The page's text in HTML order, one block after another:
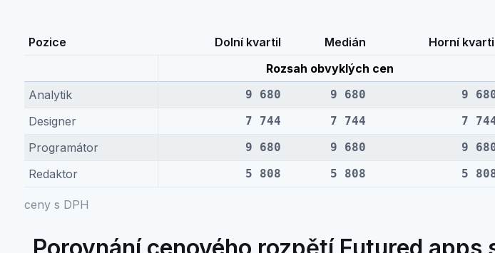
ceny s DPH
Pozice Dolní kvartil Medián Horní
Rozsah obvyklých cen
Analytik
9 680 9 680 9
Designer 7 744 7 744 7
Programátor 9 680 9 680 9
Redaktor 5 808 5 808 5